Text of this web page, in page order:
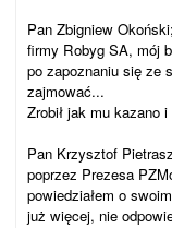
Pan Zbigniew
firmy Robyg SA, mój
po zapoznaniu się ze
zajmować...
Zrobił jak mu kazano
Pan Krzysztof
poprzez Prezesa
powiedziałem o
już więcej, nie